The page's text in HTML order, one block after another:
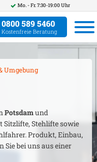
Mo. - Fr. 7:30-19:00 Uhr
0800 589 5460
Kostenfreie Beratung
Umgebung
Potsdamund
Sitzlifte, Stehlifte sowie
Produkt, Einbau,
bei uns aus einer